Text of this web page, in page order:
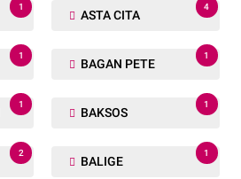
1
ASTA CITA
4
1
BAGAN PETE
1
1
BAKSOS
1
2
BALIGE
1